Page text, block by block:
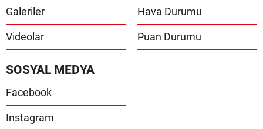
Galeriler
Videolar
Hava Durumu
Puan Durumu
SOSYAL MEDYA
Facebook
Instagram